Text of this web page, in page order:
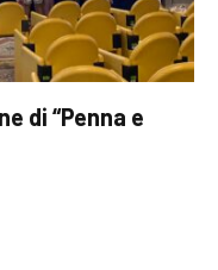
di “Penna e